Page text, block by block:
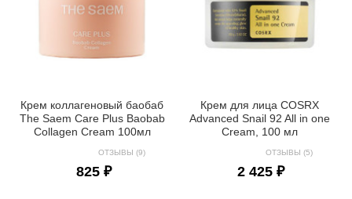
Крем коллагеновый баобаб
The Saem Care Plus Baobab
Collagen Cream 100мл
ОТЗЫВЫ (9)
825 ₽
Крем для лица COSRX
Advanced Snail 92 All in one
Cream, 100 мл
ОТЗЫВЫ (5)
2 425 ₽